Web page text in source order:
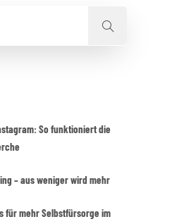
So funktioniert die
– aus weniger wird mehr
für mehr Selbstfürsorge im